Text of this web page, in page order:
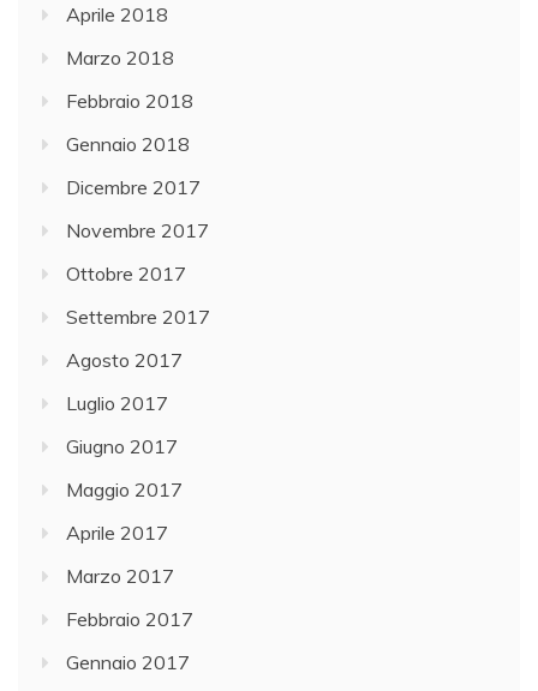
Aprile 2018
Marzo 2018
Febbraio 2018
Gennaio 2018
Dicembre 2017
Novembre 2017
Ottobre 2017
Settembre 2017
Agosto 2017
Luglio 2017
Giugno 2017
Maggio 2017
Aprile 2017
Marzo 2017
Febbraio 2017
Gennaio 2017